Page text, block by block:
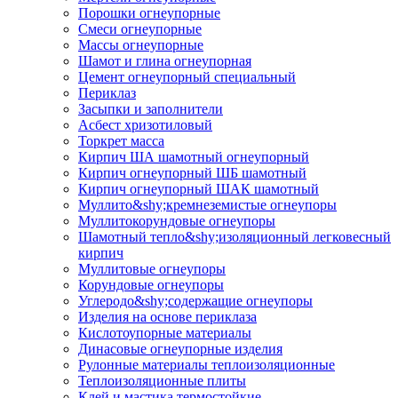
Порошки огнеупорные
Смеси огнеупорные
Массы огнеупорные
Шамот и глина огнеупорная
Цемент огнеупорный специальный
Периклаз
Засыпки и заполнители
Асбест хризотиловый
Торкрет масса
Кирпич ША шамотный огнеупорный
Кирпич огнеупорный ШБ шамотный
Кирпич огнеупорный ШАК шамотный
Муллито&shy;­кремнеземистые огнеупоры
Муллито­корундовые огнеупоры
Шамотный тепло&shy;изоляционный легковесный
кирпич
Муллитовые огнеупоры
Корундовые огнеупоры
Углеродо&shy;содержащие огнеупоры
Изделия на основе периклаза
Кислотоупорные материалы
Динасовые огнеупорные изделия
Рулонные материалы теплоизоляционные
Тепло­изоляционные плиты